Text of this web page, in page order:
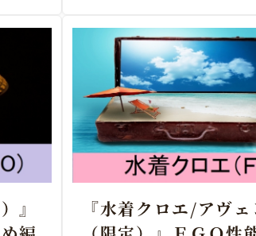
』
『水着クロエ/アヴ